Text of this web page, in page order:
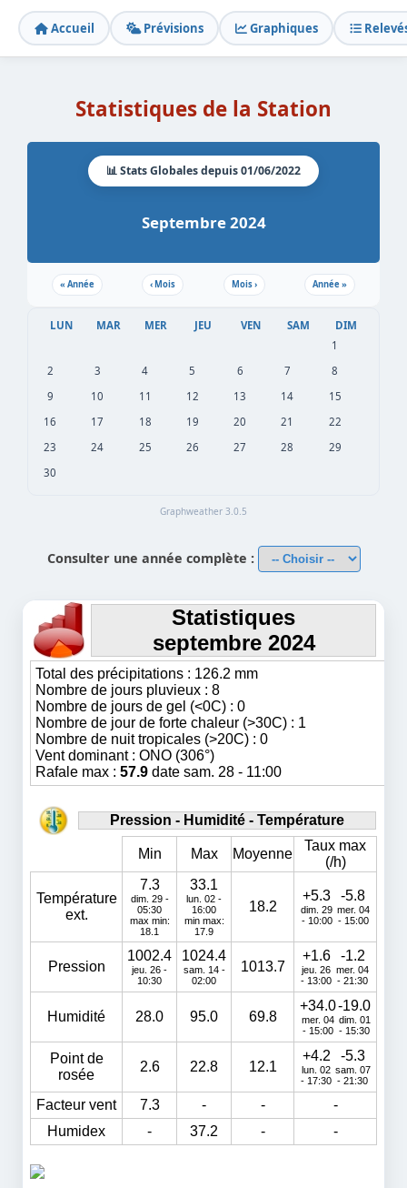
Accueil Prévisions Graphiques
Statistiques de la Station
📊 Stats Globales depuis 01/06/2022
Septembre 2024
« Année ‹Mois Mois› Année»
LUN MAR MER JEU VEN SAM
DIM
1
2
3 4 5 6 7
8
9
10 11 12 13 14
15
16
17 18 19 20 21
22
23
24 25 26 27 28
29
30
Graphweather 3.0.5
Consulter une année complète :